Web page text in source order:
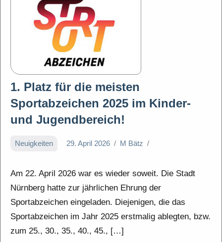
1. Platz für die meisten
Sportabzeichen 2025 im Kinder-
und Jugendbereich!
Neuigkeiten 29. April 2026 M Bätz
Am 22. April 2026 war es wieder soweit. Die Stadt
Nürnberg hatte zur jährlichen Ehrung der
Sportabzeichen eingeladen. Diejenigen, die das
Sportabzeichen im Jahr 2025 erstmalig ablegten, bzw.
zum 25., 30., 35., 40., 45., […]